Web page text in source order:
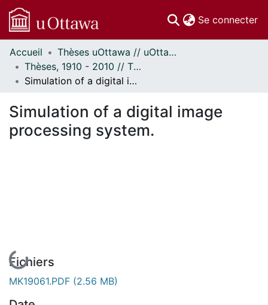
Se connecter
Communautés
et collections
Parcourir
À propos
Accueil
Thèses uOttawa // uOttawa Theses
Thèses, 1910 - 2010 // Theses, 1910 - 2010
Simulation of a digital image processing system.
Simulation of a digital image
processing system.
En cours de chargement...
Fichiers
MK19061.PDF (2.56 MB)